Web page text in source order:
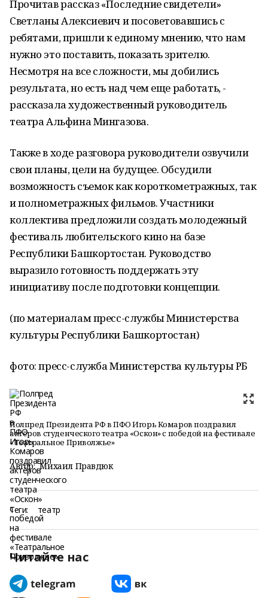
Прочитав рассказ «Последние свидетели»
Светланы Алексиевич и посоветовавшись с
ребятами, пришли к единому мнению, что нам
нужно это поставить, показать зрителю.
Несмотря на все сложности, мы добились
результата, но есть над чем еще работать, -
рассказала художественный руководитель
театра Альфина Мингазова.
Также в ходе разговора руководители озвучили
свои планы, цели на будущее. Обсудили
возможность съемок как короткометражных, так
и полнометражных фильмов. Участники
коллектива предложили создать молодежный
фестиваль любительского кино на базе
Республики Башкортостан. Руководство
выразило готовность поддержать эту
инициативу после подготовки концепции.
(по материалам пресс-службы Министерства
культуры Республики Башкортостан)
фото: пресс-служба Министерства культуры РБ
Полпред Президента РФ в ПФО Игорь Комаров поздравил
актёров студенческого театра «Оскон» с победой на фестивале
«Театральное Приволжье»
Автор: Михаил Правдюк
Теги: театр
Читайте нас